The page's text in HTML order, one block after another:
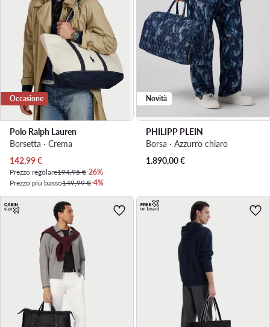
Occasione
Polo Ralph Lauren
Borsetta · Crema
Prezzo attuale
142,99€
Prezzo regolare194,95 €-26%
Prezzo più basso149,99 €-4%
Novità
PHILIPP PLEIN
Borsa · Azzurro chiaro
1.890,00€